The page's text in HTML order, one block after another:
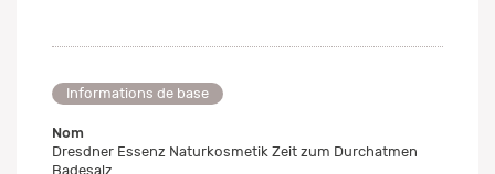
Informations de base
Nom
Dresdner Essenz Naturkosmetik Zeit zum Durchatmen
Badesalz